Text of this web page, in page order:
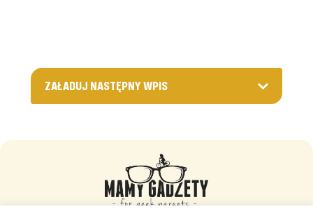
ZAŁADUJ NASTĘPNY WPIS